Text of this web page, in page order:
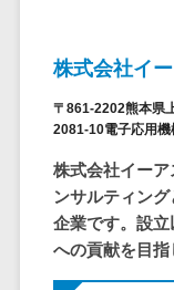
株式会社イ
〒861-2202熊本県
2081-10電子応用機
株式会社イー
ンサルティン
企業です。設
への貢献を目指